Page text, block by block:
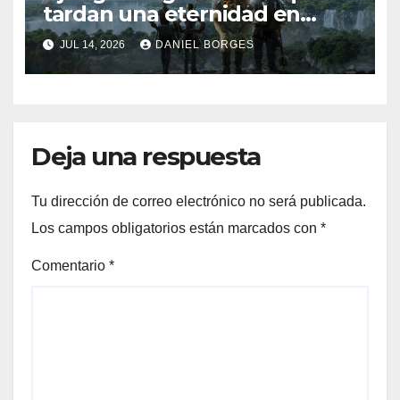
tardan una eternidad en
completarse
JUL 14, 2026 DANIEL BORGES
Deja una respuesta
Tu dirección de correo electrónico no será publicada.
Los campos obligatorios están marcados con *
Comentario *